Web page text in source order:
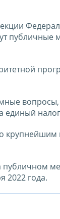
публичные
единый
публичном
2022 года.